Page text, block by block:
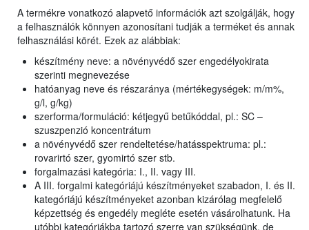
A termékre vonatkozó alapvető információk azt szolgálják, hogy
a felhasználók könnyen azonosítani tudják a terméket és annak
felhasználási körét. Ezek az alábbiak:
készítmény neve: a növényvédő szer engedélyokirata
szerinti megnevezése
hatóanyag neve és részaránya (mértékegységek: m/m%,
g/l, g/kg)
szerforma/formuláció: kétjegyű betűkóddal, pl.: SC –
szuszpenzió koncentrátum
a növényvédő szer rendeltetése/hatásspektruma: pl.:
rovarirtó szer, gyomirtó szer stb.
forgalmazási kategória: I., II. vagy III.
A III. forgalmi kategóriájú készítményeket szabadon, I. és II.
kategóriájú készítményeket azonban kizárólag megfelelő
képzettség és engedély megléte esetén vásárolhatunk. Ha
utóbbi kategóriákba tartozó szerre van szükségünk, de